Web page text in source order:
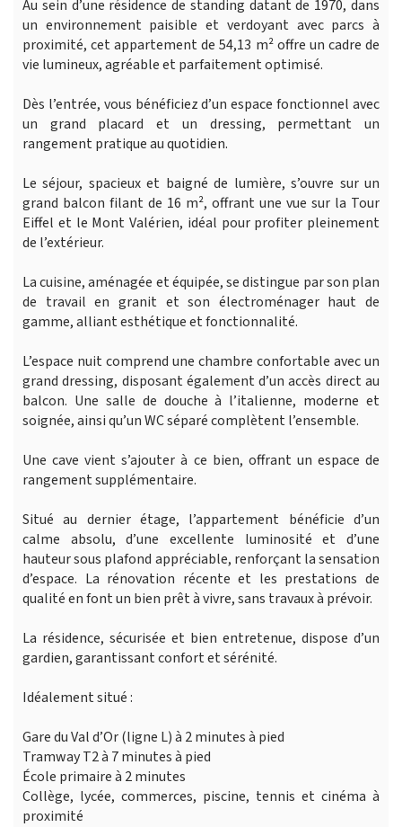
Au sein d’une résidence de standing datant de 1970, dans
un environnement paisible et verdoyant avec parcs à
proximité, cet appartement de 54,13 m² offre un cadre de
vie lumineux, agréable et parfaitement optimisé.
Dès l’entrée, vous bénéficiez d’un espace fonctionnel avec
un grand placard et un dressing, permettant un
rangement pratique au quotidien.
Le séjour, spacieux et baigné de lumière, s’ouvre sur un
grand balcon filant de 16 m², offrant une vue sur la Tour
Eiffel et le Mont Valérien, idéal pour profiter pleinement
de l’extérieur.
La cuisine, aménagée et équipée, se distingue par son plan
de travail en granit et son électroménager haut de
gamme, alliant esthétique et fonctionnalité.
L’espace nuit comprend une chambre confortable avec un
grand dressing, disposant également d’un accès direct au
balcon. Une salle de douche à l’italienne, moderne et
soignée, ainsi qu’un WC séparé complètent l’ensemble.
Une cave vient s’ajouter à ce bien, offrant un espace de
rangement supplémentaire.
Situé au dernier étage, l’appartement bénéficie d’un
calme absolu, d’une excellente luminosité et d’une
hauteur sous plafond appréciable, renforçant la sensation
d’espace. La rénovation récente et les prestations de
qualité en font un bien prêt à vivre, sans travaux à prévoir.
La résidence, sécurisée et bien entretenue, dispose d’un
gardien, garantissant confort et sérénité.
Idéalement situé :
Gare du Val d’Or (ligne L) à 2 minutes à pied
Tramway T2 à 7 minutes à pied
École primaire à 2 minutes
Collège, lycée, commerces, piscine, tennis et cinéma à
proximité